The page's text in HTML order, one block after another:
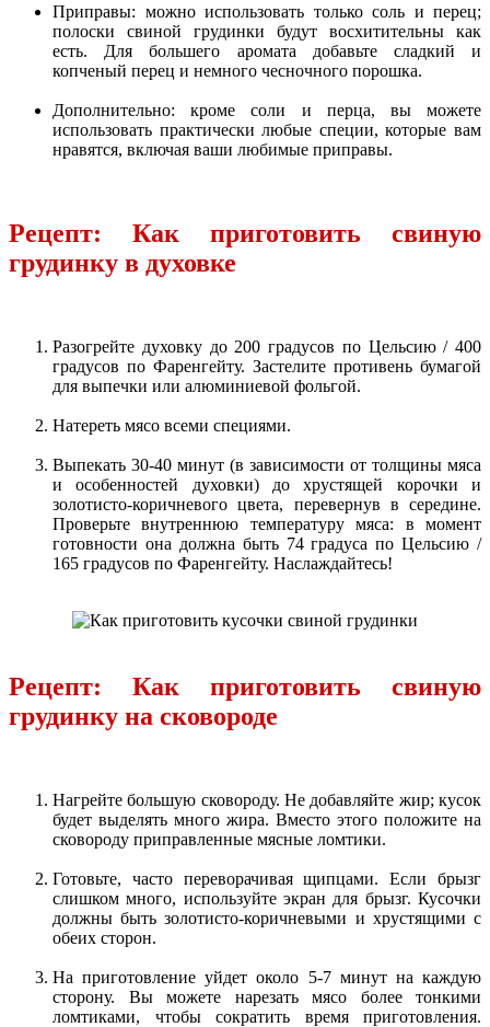
Приправы: можно использовать только соль и перец;
полоски свиной грудинки будут восхитительны как
есть. Для большего аромата добавьте сладкий и
копченый перец и немного чесночного порошка.
Дополнительно: кроме соли и перца, вы можете
использовать практически любые специи, которые вам
нравятся, включая ваши любимые приправы.
Рецепт: Как приготовить свиную
грудинку в духовке
Разогрейте духовку до 200 градусов по Цельсию / 400
градусов по Фаренгейту. Застелите противень бумагой
для выпечки или алюминиевой фольгой.
Натереть мясо всеми специями.
Выпекать 30-40 минут (в зависимости от толщины мяса
и особенностей духовки) до хрустящей корочки и
золотисто-коричневого цвета, перевернув в середине.
Проверьте внутреннюю температуру мяса: в момент
готовности она должна быть 74 градуса по Цельсию /
165 градусов по Фаренгейту. Наслаждайтесь!
Рецепт: Как приготовить свиную
грудинку на сковороде
Нагрейте большую сковороду. Не добавляйте жир; кусок
будет выделять много жира. Вместо этого положите на
сковороду приправленные мясные ломтики.
Готовьте, часто переворачивая щипцами. Если брызг
слишком много, используйте экран для брызг. Кусочки
должны быть золотисто-коричневыми и хрустящими с
обеих сторон.
На приготовление уйдет около 5-7 минут на каждую
сторону. Вы можете нарезать мясо более тонкими
ломтиками, чтобы сократить время приготовления.